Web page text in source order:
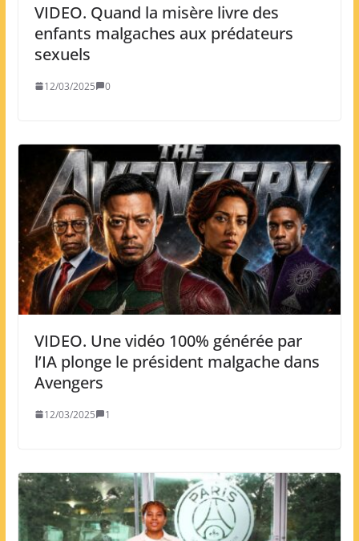
VIDEO. Quand la misère livre des
enfants malgaches aux prédateurs
sexuels
12/03/2025 0
VIDEO. Une vidéo 100% générée par
l’IA plonge le président malgache dans
Avengers
12/03/2025 1